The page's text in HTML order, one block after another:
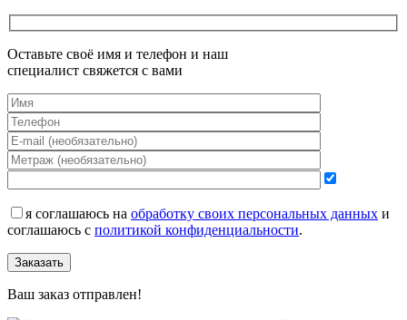
Оставьте своё имя и телефон и наш
специалист свяжется с вами
я соглашаюсь на обработку своих персональных данных и
соглашаюсь с политикой конфиденциальности.
Заказать
Ваш заказ отправлен!